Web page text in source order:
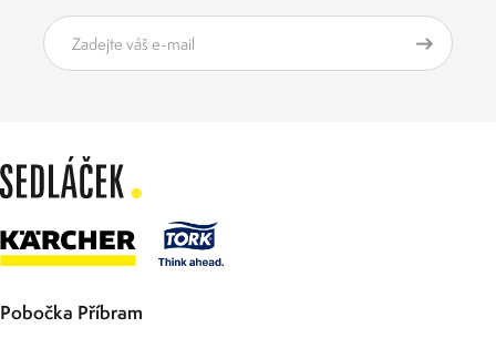
Pobočka Příbram